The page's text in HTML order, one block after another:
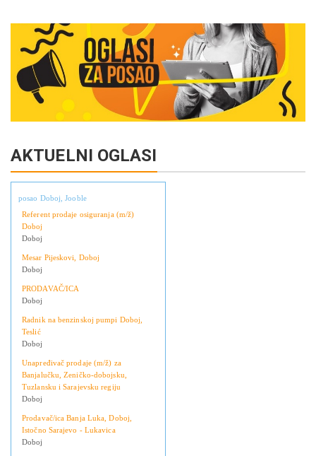
AKTUELNI OGLASI
posao Doboj, Jooble
Referent prodaje osiguranja (m/ž)
Doboj
Doboj
Mesar Pijeskovi, Doboj
Doboj
PRODAVAČ/ICA
Doboj
Radnik na benzinskoj pumpi Doboj,
Teslić
Doboj
Unapređivač prodaje (m/ž) za
Banjalučku, Zeničko-dobojsku,
Tuzlansku i Sarajevsku regiju
Doboj
Prodavač/ica Banja Luka, Doboj,
Istočno Sarajevo - Lukavica
Doboj